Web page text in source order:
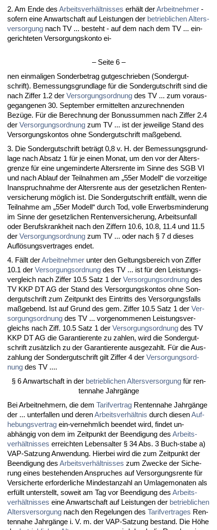
2. Am En­de des Ar­beits­verhält­nis­ses erhält derAr­beit­neh­mer -
so­fern ei­ne An­wart­schaft auf Leis­tun­gen der be­trieb­li­chen Al­ters­
ver­sor­gung nach TV ... be­steht - auf dem nach dem TV ... ein­
ge­rich­te­ten Ver­sor­gungs­kon­to ei-
– Sei­te 6 –
nen ein­ma­li­gen Son­der­be­trag gut­ge­schrie­ben (Son­der­gut­
schrift). Be­mes­sungs­grund­la­ge für die Son­der­gut­schrift sind die
nach Zif­fer 1.2 der Ver­sor­gungs­ord­nung des TV ... zum vor­aus­
ge­gan­ge­nen 30. Sep­tem­ber er­mit­tel­ten an­zu­rech­nen­den
Bezüge. Für die Be­rech­nung der Bo­nus­sum­men nach Zif­fer 2.4
der Ver­sor­gungs­ord­nung zum TV ... ist der je­wei­li­ge Stand des
Ver­sor­gungs­kon­tos oh­ne Son­der­gut­schrift maßge­bend.
3. Die Son­der­gut­schrift beträgt 0,8 v. H. der Be­mes­sungs­grund­
la­ge nach Ab­satz 1 für je ei­nen Mo­nat, um den vor der Al­ters­
gren­ze für ei­ne un­ge­min­der­te Al­ters­ren­te im Sin­ne des SGB VI
und nach Ab­lauf der Teil­nah­men am „55er Mo­dell“ die vor­zei­ti­ge
In­an­spruch­nah­me der Al­ters­ren­te aus der ge­setz­li­chen Ren­ten­
ver­si­che­rung möglich ist. Die Son­der­gut­schrift entfällt, wenn die
Teil­nah­me am „55er Mo­dell“ durch Tod, vol­le Er­werbs­min­de­rung
im Sin­ne der ge­setz­li­chen Ren­ten­ver­si­che­rung, Ar­beits­un­fall
oder Be­rufs­krank­heit nach den Zif­fern 10.6, 10.8, 11.4 und 11.5
der Ver­sor­gungs­ord­nung zum TV ... oder nach § 7 d die­ses
Auflösungs­ver­tra­ges en­det.
4. Fällt derAr­beit­neh­mer un­ter den Gel­tungs­be­reich von Zif­fer
10.1 der Ver­sor­gungs­ord­nung des TV ... ist für den Leis­tungs­
ver­gleich nach Zif­fer 10.5 Satz 1 der Ver­sor­gungs­ord­nung des
TV KKP DT AG der Stand des Ver­sor­gungs­kon­tos oh­ne Son­
der­gut­schrift zum Zeit­punkt des Ein­tritts des Ver­sor­gungs­falls
maßge­bend. Ist auf Grund des gem. Zif­fer 10.5 Satz 1 der Ver­
sor­gungs­ord­nung des TV ... vor­ge­nom­me­nen Leis­tungs­ver­
gleichs nach Ziff. 10.5 Satz 1 der Ver­sor­gungs­ord­nung des TV
KKP DT AG die Ga­ran­tie­ren­te zu zah­len, wird die Son­der­gut­
schrift zusätz­lich zu der Ga­ran­tie­ren­te aus­ge­zahlt. Für die Aus­
zah­lung der Son­der­gut­schrift gilt Zif­fer 4 der Ver­sor­gungs­ord­
nung des TV ....
§ 6 An­wart­schaft in der be­trieb­li­chen Al­ters­ver­sor­gungfür ren­
ten­na­he Jahrgänge
Bei Ar­beit­neh­mern, die dem Ta­rif­ver­trag Ren­ten­na­he Jahrgänge
der ... un­ter­fal­len und de­renAr­beits­verhält­nis durch die­senAuf­
he­bungs­ver­trag ein-ver­nehm­lich be­en­det wird, fin­det un­
abhängig von dem im Zeit­punkt der Be­en­di­gung des Ar­beits­
verhält­nis­ses er­reich­ten Le­bens­al­ter § 34 Abs. 3 Buch-sta­be a)
VAP-Sat­zung An­wen­dung. Hier­bei wird die zum Zeit­punkt der
Be­en­di­gung des Ar­beits­verhält­nis­ses zum Zwe­cke der Si­che­
rung ei­nes be­ste­hen­den An­spru­ches auf Ver­sor­gungs­ren­te für
Ver­si­cher­te er­for­der­li­che Min­dest­an­zahl an Um­la­ge­mo­na­ten als
erfüllt un­ter­stellt, so­weit am Tag vor Be­en­di­gung des Ar­beits­
verhält­nis­ses ei­ne An­wart­schaft auf Leis­tun­gen der be­trieb­li­chen
Al­ters­ver­sor­gung nach den Re­ge­lun­gen des Ta­rif­ver­tra­ges Ren­
ten­na­he Jahrgänge i. V. m. der VAP-Sat­zung be­stand. Die Höhe